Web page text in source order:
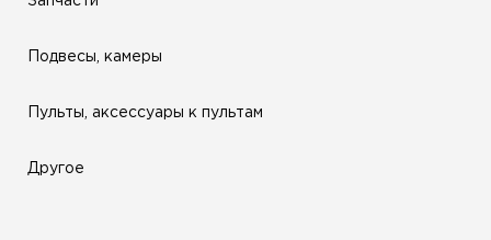
Подвесы, камеры
Пульты, аксессуары к пультам
Другое